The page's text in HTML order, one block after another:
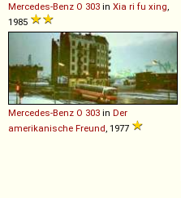
Mercedes-Benz O 303 in Xia ri fu xing,
1985
Mercedes-Benz O 303 in Der
amerikanische Freund, 1977